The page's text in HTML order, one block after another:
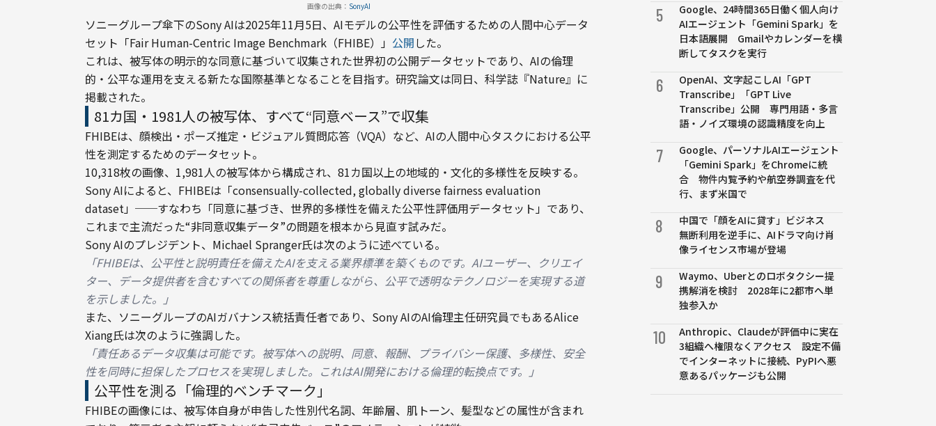
画像の出典： SonyAI
ソニーグループ傘下のSony AIは2025年11月5日、AIモデルの公平性を評価するための人間中心データ
セット「Fair Human-Centric Image Benchmark（FHIBE）」 公開した。
これは、被写体の明示的な同意に基づいて収集された世界初の公開データセットであり、AIの倫理
的・公平な運用を支える新たな国際基準となることを目指す。研究論文は同日、科学誌『Nature』に
掲載された。
81カ国・1981人の被写体、すべて“同意ベース”で収集
FHIBEは、顔検出・ポーズ推定・ビジュアル質問応答（VQA）など、AIの人間中心タスクにおける公平
性を測定するためのデータセット。
10,318枚の画像、1,981人の被写体から構成され、81カ国以上の地域的・文化的多様性を反映する。
Sony AIによると、FHIBEは「consensually-collected, globally diverse fairness evaluation
dataset」──すなわち「同意に基づき、世界的多様性を備えた公平性評価用データセット」であり、
これまで主流だった“非同意収集データ”の問題を根本から見直す試みだ。
Sony AIのプレジデント、Michael Spranger氏は次のように述べている。
「FHIBEは、公平性と説明責任を備えたAIを支える業界標準を築くものです。AIユーザー、クリエイ
ター、データ提供者を含むすべての関係者を尊重しながら、公平で透明なテクノロジーを実現する道
を示しました。」
また、ソニーグループのAIガバナンス統括責任者であり、Sony AIのAI倫理主任研究員でもあるAlice
Xiang氏は次のように強調した。
「責任あるデータ収集は可能です。被写体への説明、同意、報酬、プライバシー保護、多様性、安全
性を同時に担保したプロセスを実現しました。これはAI開発における倫理的転換点です。」
公平性を測る「倫理的ベンチマーク」
FHIBEの画像には、被写体自身が申告した性別代名詞、年齢層、肌トーン、髪型などの属性が含まれ
5
Google、24時間365日働く個人向け
AIエージェント「Gemini Spark」を
日本語展開 Gmailやカレンダーを横
断してタスクを実行
6
OpenAI、文字起こしAI「GPT
Transcribe」「GPT Live
Transcribe」公開 専門用語・多言
語・ノイズ環境の認識精度を向上
7
Google、パーソナルAIエージェント
「Gemini Spark」をChromeに統
合 物件内覧予約や航空券調査を代
行、まず米国で
8
中国で「顔をAIに貸す」ビジネス
無断利用を逆手に、AIドラマ向け肖
像ライセンス市場が登場
9
Waymo、Uberとのロボタクシー提
携解消を検討 2028年に2都市へ単
独参入か
10
Anthropic、Claudeが評価中に実在
3組織へ権限なくアクセス 設定不備
でインターネットに接続、PyPIへ悪
意あるパッケージも公開